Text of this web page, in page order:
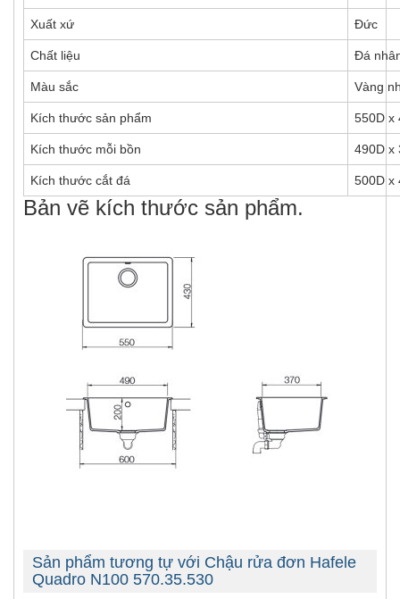
Xuất xứ Đức
Chất liệu Đá
Màu sắc Vàng
Kích thước sản phẩm 550D x
Kích thước mỗi bồn 490D x
Kích thước cắt đá 500D x
Bản vẽ kích thước sản phẩm.
Sản phẩm tương tự với Chậu rửa đơn Hafele
Quadro N100 570.35.530